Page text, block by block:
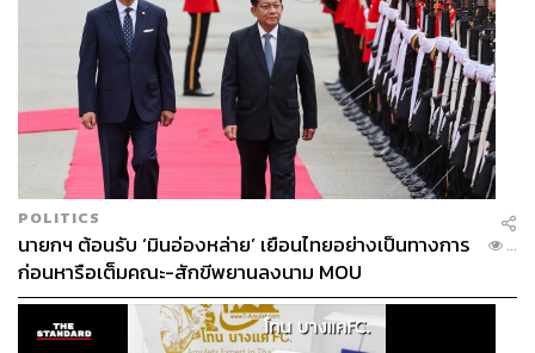
POLITICS
นายกฯ ต้อนรับ ‘มินอ่องหล่าย’ เยือนไทยอย่างเป็นทางการ
ก่อนหารือเต็มคณะ-สักขีพยานลงนาม MOU
...